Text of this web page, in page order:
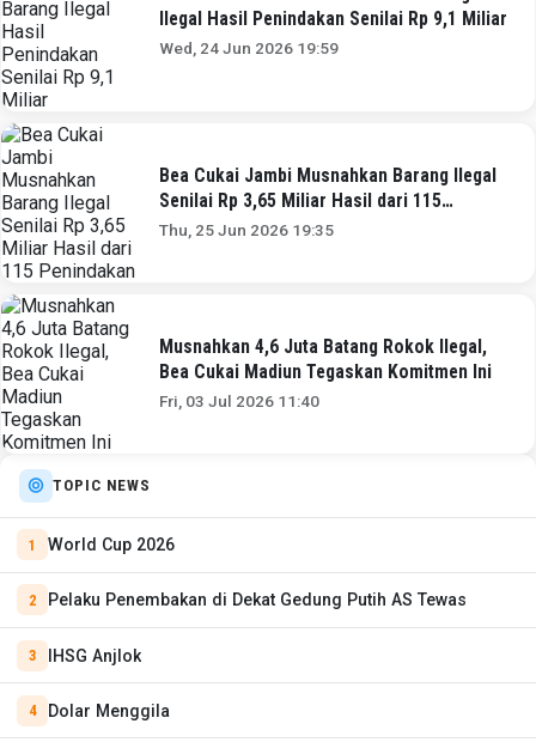
Ilegal Hasil Penindakan Senilai Rp 9,1 Miliar
Wed, 24 Jun 2026 19:59
Bea Cukai Jambi Musnahkan Barang Ilegal
Senilai Rp 3,65 Miliar Hasil dari 115
Penindakan
Thu, 25 Jun 2026 19:35
Musnahkan 4,6 Juta Batang Rokok Ilegal,
Bea Cukai Madiun Tegaskan Komitmen Ini
Fri, 03 Jul 2026 11:40
TOPIC NEWS
World Cup 2026
Pelaku Penembakan di Dekat Gedung Putih AS Tewas
IHSG Anjlok
Dolar Menggila